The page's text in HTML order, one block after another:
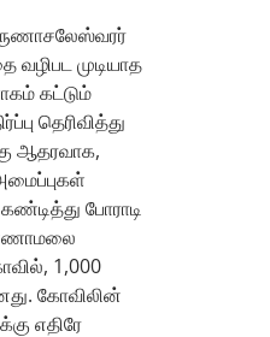
வழிபட முடியாத
கட்டும்
தெரிவித்து
ஆதரவாக,
போராடி
1,000
கோவிலின்
எதிரே